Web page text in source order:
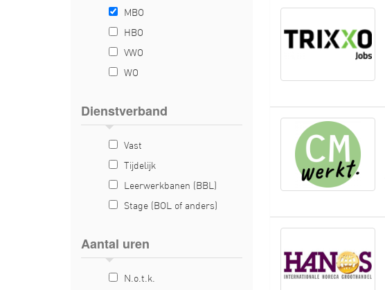
MBO
HBO
VWO
WO
Dienstverband
Vast
Tijdelijk
Leerwerkbanen (BBL)
Stage (BOL of anders)
Aantal uren
N.o.t.k.